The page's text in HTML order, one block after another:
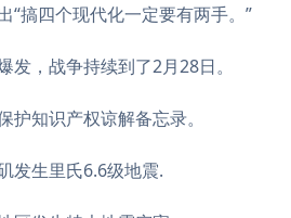
搞四个现代化一定要有两手。”
，战争持续到了2月28日。
知识产权谅解备忘录。
发生里氏6.6级地震.